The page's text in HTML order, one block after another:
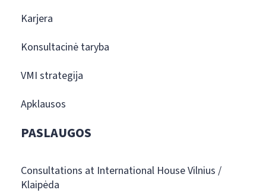
Karjera
Konsultacinė taryba
VMI strategija
Apklausos
PASLAUGOS
Consultations at International House Vilnius /
Klaipėda